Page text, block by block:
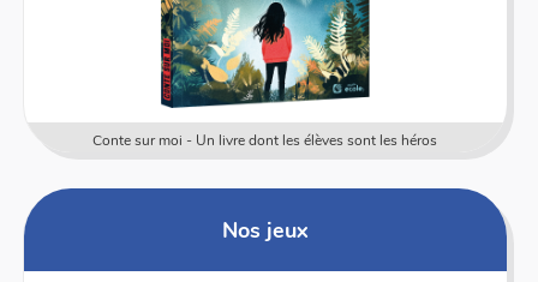
Conte sur moi - Un livre dont les élèves sont les héros
Nos jeux